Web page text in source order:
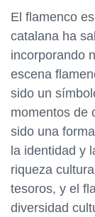
El flamenco
catalana ha
incorporando
escena
sido un
momentos de
sido una
la identidad y
riqueza
tesoros, y el
diversidad